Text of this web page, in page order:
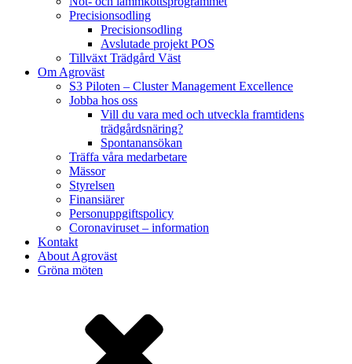
Precisionsodling
Precisionsodling
Avslutade projekt POS
Tillväxt Trädgård Väst
Om Agroväst
S3 Piloten – Cluster Management Excellence
Jobba hos oss
Vill du vara med och utveckla framtidens
trädgårdsnäring?
Spontanansökan
Träffa våra medarbetare
Mässor
Styrelsen
Finansiärer
Personuppgiftspolicy
Coronaviruset – information
Kontakt
About Agroväst
Gröna möten